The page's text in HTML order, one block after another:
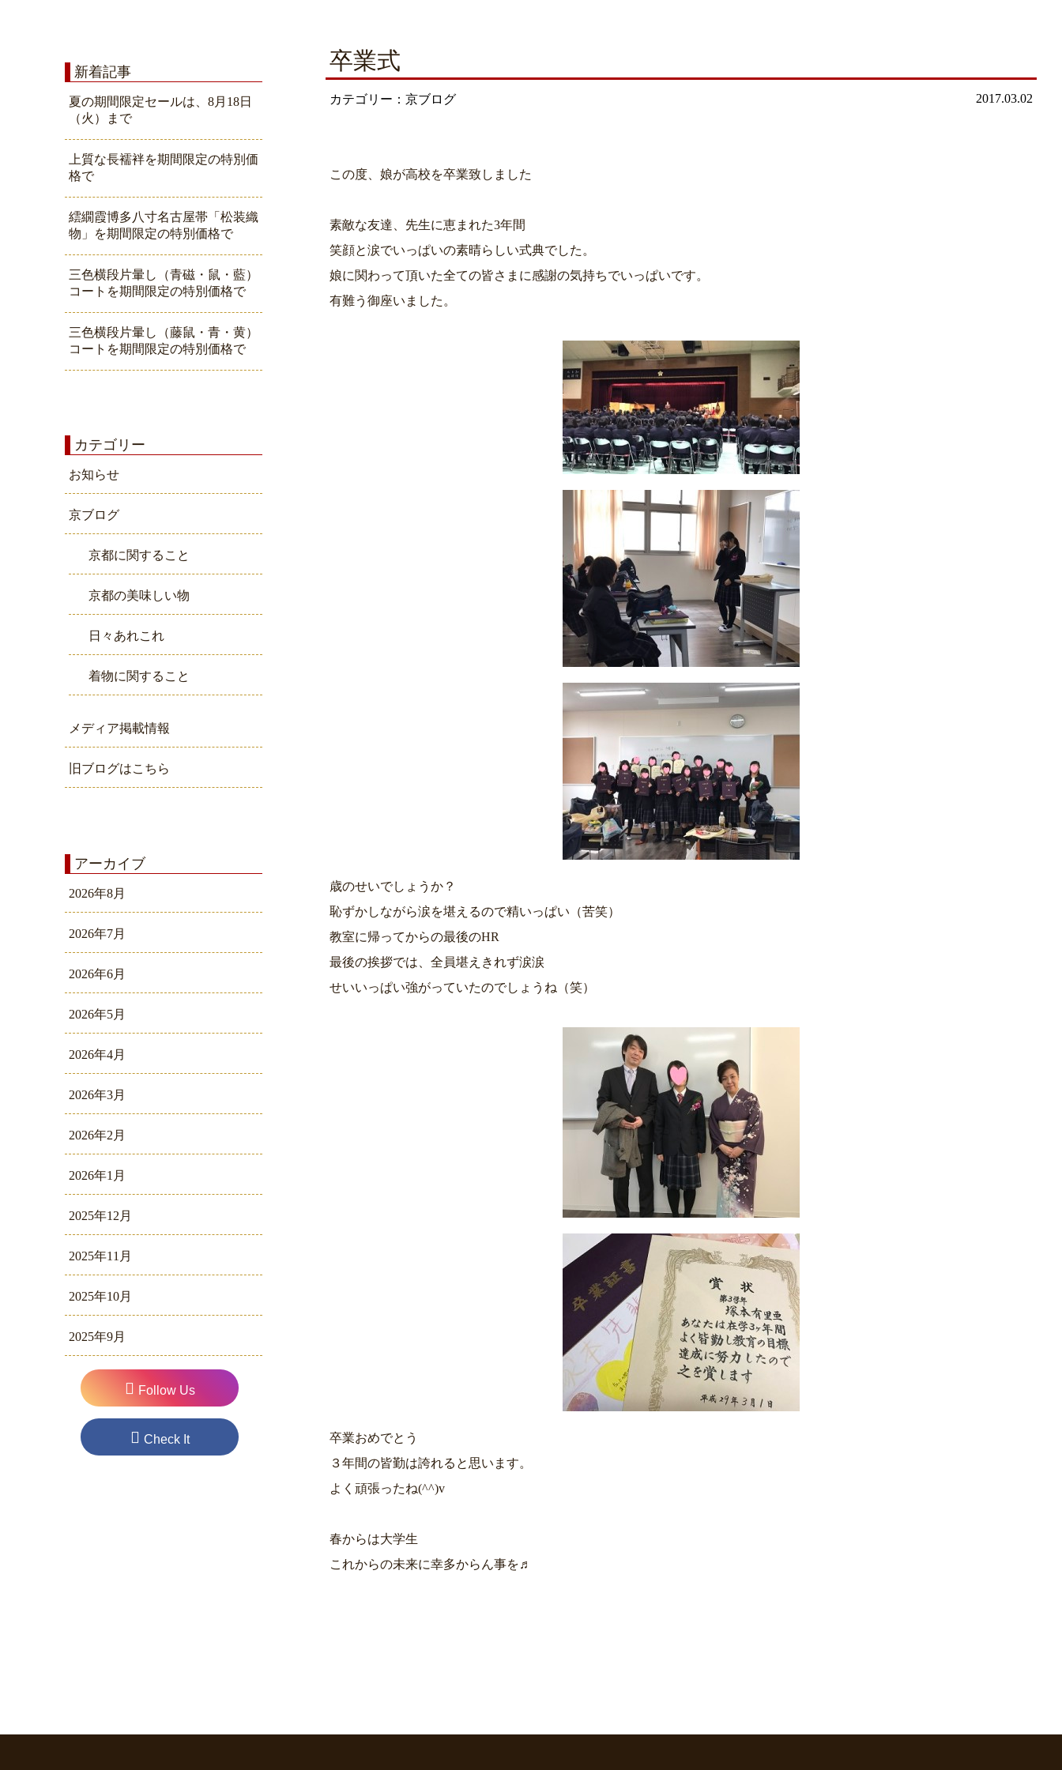
新着記事
夏の期間限定セールは、8月18日
（火）まで
上質な長襦袢を期間限定の特別価
格で
繧繝霞博多八寸名古屋帯「松装織
物」を期間限定の特別価格で
三色横段片暈し（青磁・鼠・藍）
コートを期間限定の特別価格で
三色横段片暈し（藤鼠・青・黄）
コートを期間限定の特別価格で
カテゴリー
お知らせ
京ブログ
京都に関すること
京都の美味しい物
日々あれこれ
着物に関すること
メディア掲載情報
旧ブログはこちら
アーカイブ
2026年8月
2026年7月
2026年6月
2026年5月
2026年4月
2026年3月
2026年2月
2026年1月
2025年12月
2025年11月
2025年10月
2025年9月
Follow Us
Check It
卒業式
カテゴリー：京ブログ 2017.03.02
この度、娘が高校を卒業致しました
素敵な友達、先生に恵まれた3年間
笑顔と涙でいっぱいの素晴らしい式典でした。
娘に関わって頂いた全ての皆さまに感謝の気持ちでいっぱいです。
有難う御座いました。
歳のせいでしょうか？
恥ずかしながら涙を堪えるので精いっぱい（苦笑）
教室に帰ってからの最後のHR
最後の挨拶では、全員堪えきれず涙涙
せいいっぱい強がっていたのでしょうね（笑）
卒業おめでとう
３年間の皆勤は誇れると思います。
よく頑張ったね(^^)v
春からは大学生
これからの未来に幸多からん事を♬